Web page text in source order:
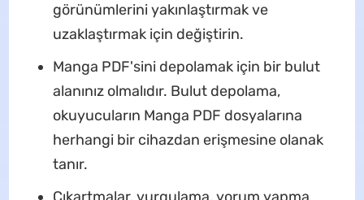
görünümlerini yakınlaştırmak ve
uzaklaştırmak için değiştirin.
Manga PDF'sini depolamak için bir bulut
alanınız olmalıdır. Bulut depolama,
okuyucuların Manga PDF dosyalarına
herhangi bir cihazdan erişmesine olanak
tanır.